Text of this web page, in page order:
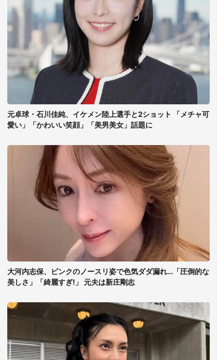
元卓球・石川佳純、イケメン陸上選手と2ショット 「メチャ可
愛い」「かわいい笑顔」「美男美女」話題に
大河内志保、ピンクのノースリ姿で色気ダダ漏れ...「圧倒的な
美しさ」「綺麗すぎ!」 元夫は新庄剛志